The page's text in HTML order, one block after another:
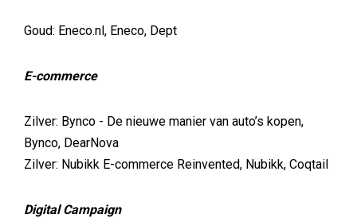
Goud: Eneco.nl, Eneco, Dept
E-commerce
Zilver: Bynco - De nieuwe manier van auto’s kopen,
Bynco, DearNova
Zilver: Nubikk E-commerce Reinvented, Nubikk, Coqtail
Digital Campaign